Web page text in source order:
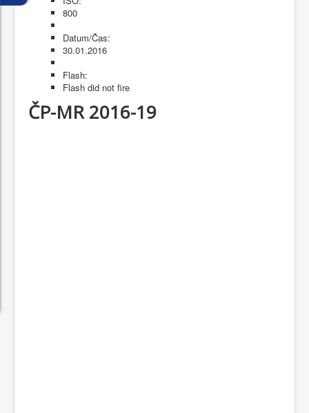
800
Datum/Čas:
30.01.2016
Flash:
Flash did not fire
ČP-MR 2016-19